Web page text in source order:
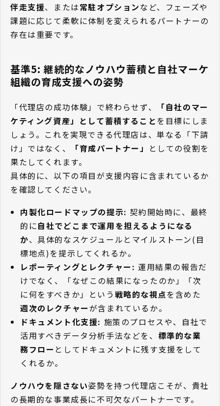
伴走支援、または常駐オプションなど、フェーズや
課題に応じて柔軟に体制を変えられるパートナーの
存在は重要です。
基準5: 継続的なノウハウ蓄積と自社マーケ
組織の育成支援への姿勢
「代理店の成功体験」で終わらせず、
「自社のマー
ケティング資産」として蓄積することを目標にしま
しょう。これを実現できる代理店は、単なる「下請
け」ではなく、
「育成パートナー」
としての役割を
果たしてくれます。
具体的に、以下の項目が支援内容に含まれているか
を確認してください。
内製化ロードマップの提示: 契約開始時に、最終
的に自社でどこまで運用を担えるようになる
か、具体的なスケジュールとマイルストーン(目
標地点)を提示してくれるか。
レポーティングとレクチャー: 運用結果の報告だ
けでなく、「なぜこの結果になったのか」「次
に何をすべきか」という 戦略的な視点を含めた
週次のレクチャーが含まれているか。
ドキュメント化支援: 施策のプロセスや、自社で
活用すべきデータ分析手法などを、 標準的な業
務フロー としてドキュメントに残す支援をして
くれるか。
ノウハウを隠さない姿勢を持つ代理店こそが、貴社
の長期的な事業成長に不可欠なパートナーです。